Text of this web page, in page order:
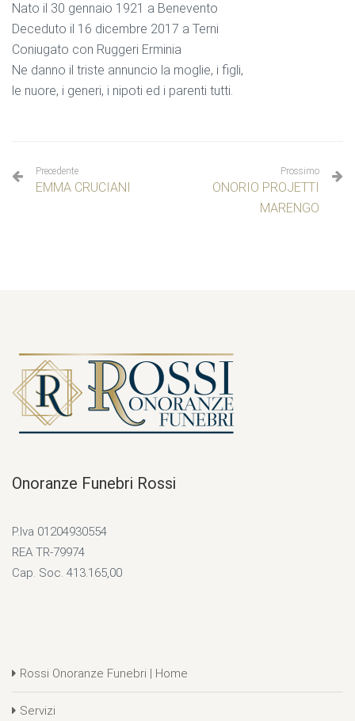
Nato il 30 gennaio 1921 a Benevento
Deceduto il 16 dicembre 2017 a Terni
Coniugato con Ruggeri Erminia
Ne danno il triste annuncio la moglie, i figli,
le nuore, i generi, i nipoti ed i parenti tutti.
Precedente
EMMA CRUCIANI
Prossimo
ONORIO PROJETTI
MARENGO
Onoranze Funebri Rossi
P.Iva 01204930554
REA TR-79974
Cap. Soc. 413.165,00
Rossi Onoranze Funebri | Home
Servizi